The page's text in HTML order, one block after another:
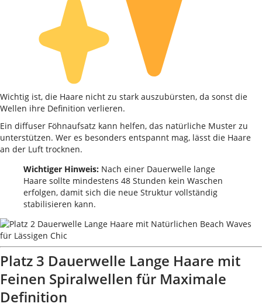
Wichtig ist, die Haare nicht zu stark auszubürsten, da sonst die
Wellen ihre Definition verlieren.
Ein diffuser Föhnaufsatz kann helfen, das natürliche Muster zu
unterstützen. Wer es besonders entspannt mag, lässt die Haare
an der Luft trocknen.
Wichtiger Hinweis: Nach einer Dauerwelle lange
Haare sollte mindestens 48 Stunden kein Waschen
erfolgen, damit sich die neue Struktur vollständig
stabilisieren kann.
Platz 3 Dauerwelle Lange Haare mit
Feinen Spiralwellen für Maximale
Definition